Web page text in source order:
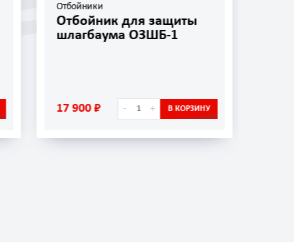
Отбойники
Отбойник для защиты
шлагбаума ОЗШБ-1
17 900 ₽ - + В КОРЗИНУ